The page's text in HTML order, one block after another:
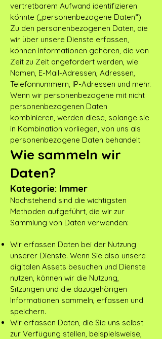
vertretbarem Aufwand identifizieren
könnte („personenbezogene Daten“).
Zu den personenbezogenen Daten, die
wir über unsere Dienste erfassen,
können Informationen gehören, die von
Zeit zu Zeit angefordert werden, wie
Namen, E-Mail-Adressen, Adressen,
Telefonnummern, IP-Adressen und mehr.
Wenn wir personenbezogene mit nicht
personenbezogenen Daten
kombinieren, werden diese, solange sie
in Kombination vorliegen, von uns als
personenbezogene Daten behandelt.
Wie sammeln wir
Daten?
Kategorie: Immer
Nachstehend sind die wichtigsten
Methoden aufgeführt, die wir zur
Sammlung von Daten verwenden:
Wir erfassen Daten bei der Nutzung
unserer Dienste. Wenn Sie also unsere
digitalen Assets besuchen und Dienste
nutzen, können wir die Nutzung,
Sitzungen und die dazugehörigen
Informationen sammeln, erfassen und
speichern.
Wir erfassen Daten, die Sie uns selbst
zur Verfügung stellen, beispielsweise,